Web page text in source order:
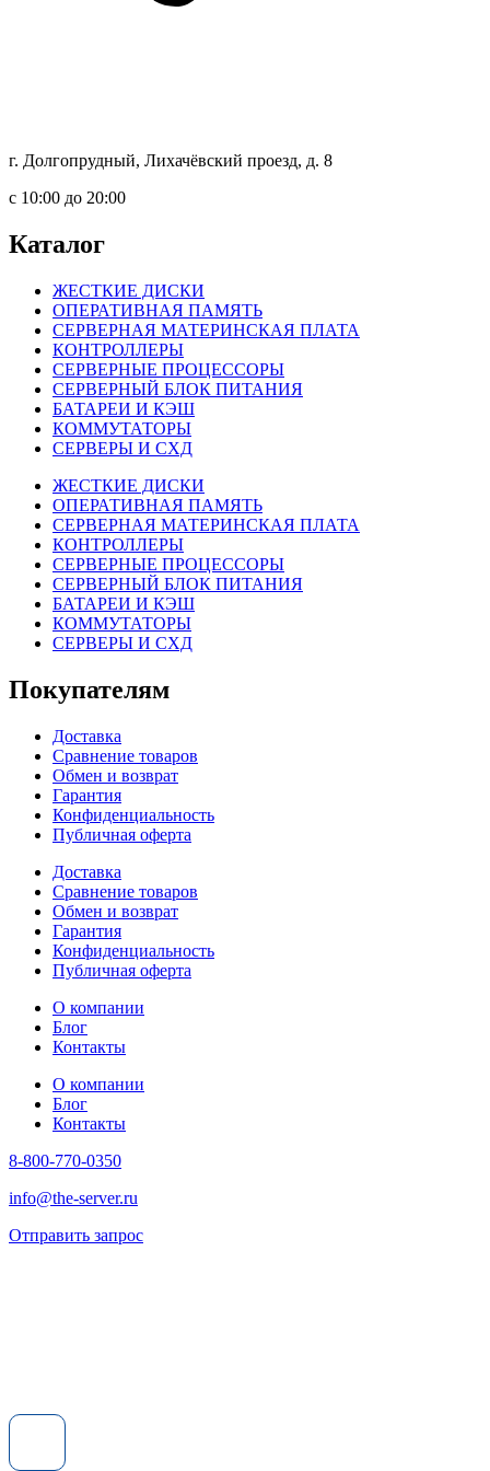
г. Долгопрудный, Лихачёвский проезд, д. 8
c 10:00 до 20:00
Каталог
ЖЕСТКИЕ ДИСКИ
ОПЕРАТИВНАЯ ПАМЯТЬ
СЕРВЕРНАЯ МАТЕРИНСКАЯ ПЛАТА
КОНТРОЛЛЕРЫ
СЕРВЕРНЫЕ ПРОЦЕССОРЫ
СЕРВЕРНЫЙ БЛОК ПИТАНИЯ
БАТАРЕИ И КЭШ
КОММУТАТОРЫ
СЕРВЕРЫ И СХД
ЖЕСТКИЕ ДИСКИ
ОПЕРАТИВНАЯ ПАМЯТЬ
СЕРВЕРНАЯ МАТЕРИНСКАЯ ПЛАТА
КОНТРОЛЛЕРЫ
СЕРВЕРНЫЕ ПРОЦЕССОРЫ
СЕРВЕРНЫЙ БЛОК ПИТАНИЯ
БАТАРЕИ И КЭШ
КОММУТАТОРЫ
СЕРВЕРЫ И СХД
Покупателям
Доставка
Сравнение товаров
Обмен и возврат
Гарантия
Конфиденциальность
Публичная оферта
Доставка
Сравнение товаров
Обмен и возврат
Гарантия
Конфиденциальность
Публичная оферта
О компании
Блог
Контакты
О компании
Блог
Контакты
8-800-770-0350
info@the-server.ru
Отправить запрос